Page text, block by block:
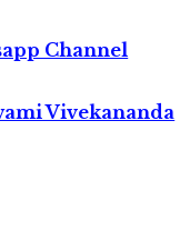
Channel
Vivekananda